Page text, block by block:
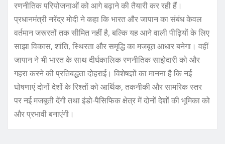
रणनीतिक परियोजनाओं को आगे बढ़ाने की तैयारी कर रही हैं।
प्रधानमंत्री नरेंद्र मोदी ने कहा कि भारत और जापान का संबंध केवल
वर्तमान जरूरतों तक सीमित नहीं है, बल्कि यह आने वाली पीढ़ियों के लिए
साझा विकास, शांति, स्थिरता और समृद्धि का मजबूत आधार बनेगा। वहीं
जापान ने भी भारत के साथ दीर्घकालिक रणनीतिक साझेदारी को और
गहरा करने की प्रतिबद्धता दोहराई। विशेषज्ञों का मानना है कि नई
घोषणाएं दोनों देशों के रिश्तों को आर्थिक, तकनीकी और सामरिक स्तर
पर नई मजबूती देंगी तथा इंडो-पैसिफिक क्षेत्र में दोनों देशों की भूमिका को
और प्रभावी बनाएंगी।